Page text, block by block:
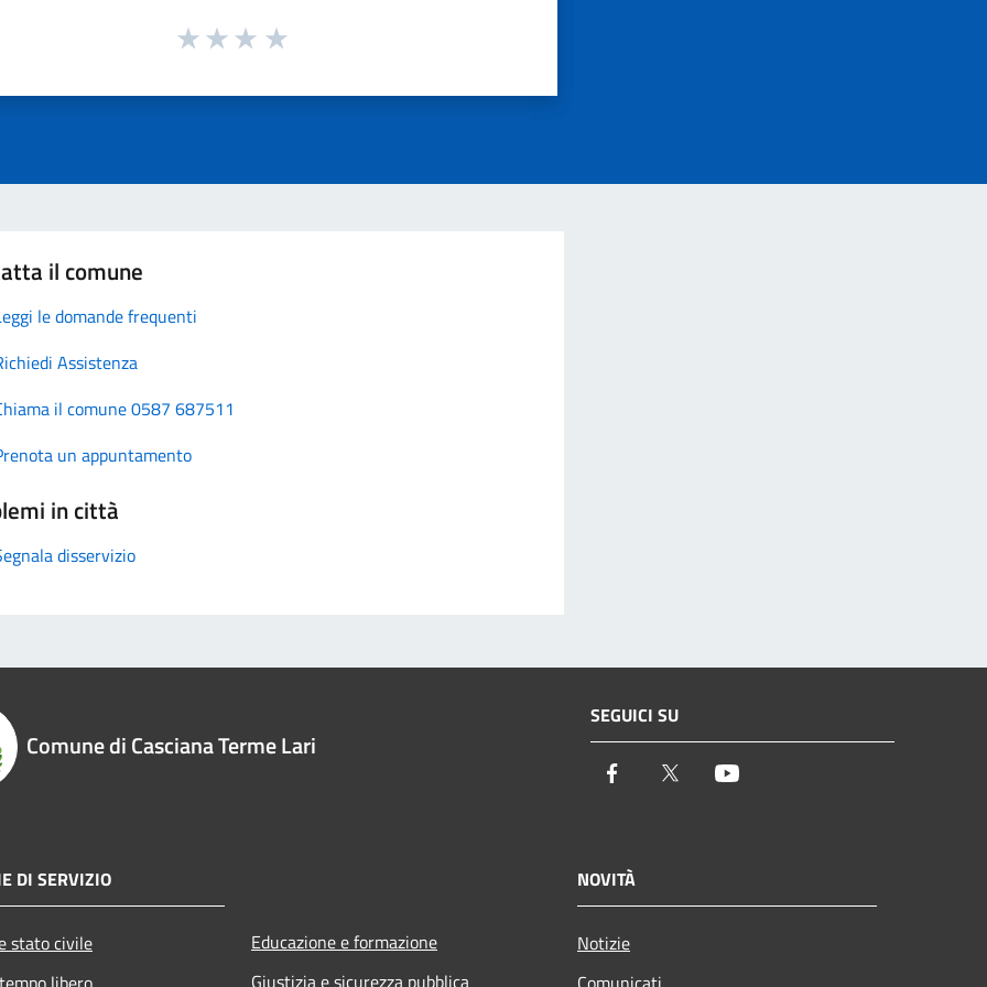
il comune
le domande frequenti
Assistenza
il comune 0587 687511
un appuntamento
in città
disservizio
Comune di Casciana Terme Lari
SEGUICI SU
Facebook Twitter
DI SERVIZIO
stato civile
Educazione e formazione
Giustizia e sicurezza pubblica
NOVITÀ
Notizie